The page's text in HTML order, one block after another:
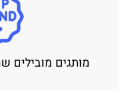
מותגים מובילים